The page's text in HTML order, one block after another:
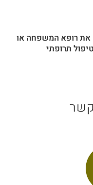
את רופא המשפחה או
תרופתי
קשר